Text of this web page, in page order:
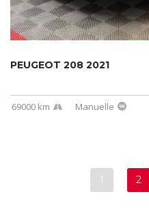
PEUGEOT 208 2021
69000 km Manuelle
1 2